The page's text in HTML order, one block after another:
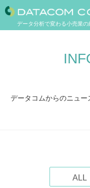
データ分析で変わる小売業の
データコムからのニュ
ALL